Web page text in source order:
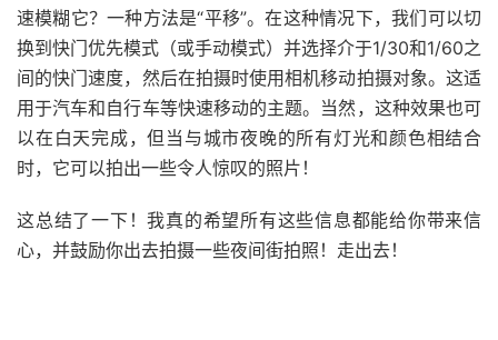
速模糊它？一种方法是“平移”。在这种情况下，我们可以切
换到快门优先模式（或手动模式）并选择介于1/30和1/60之
间的快门速度，然后在拍摄时使用相机移动拍摄对象。这适
用于汽车和自行车等快速移动的主题。当然，这种效果也可
以在白天完成，但当与城市夜晚的所有灯光和颜色相结合
时，它可以拍出一些令人惊叹的照片！
这总结了一下！我真的希望所有这些信息都能给你带来信
心，并鼓励你出去拍摄一些夜间街拍照！走出去！